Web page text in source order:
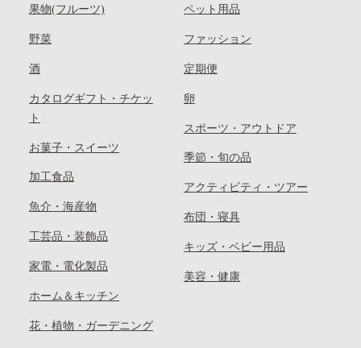
果物(フルーツ)
野菜
酒
カタログギフト・チケッ
ト
お菓子・スイーツ
加工食品
魚介・海産物
工芸品・装飾品
家電・電化製品
ホーム＆キッチン
花・植物・ガーデニング
ペット用品
ファッション
定期便
卵
スポーツ・アウトドア
季節・旬の品
アクティビティ・ツアー
布団・寝具
キッズ・ベビー用品
美容・健康